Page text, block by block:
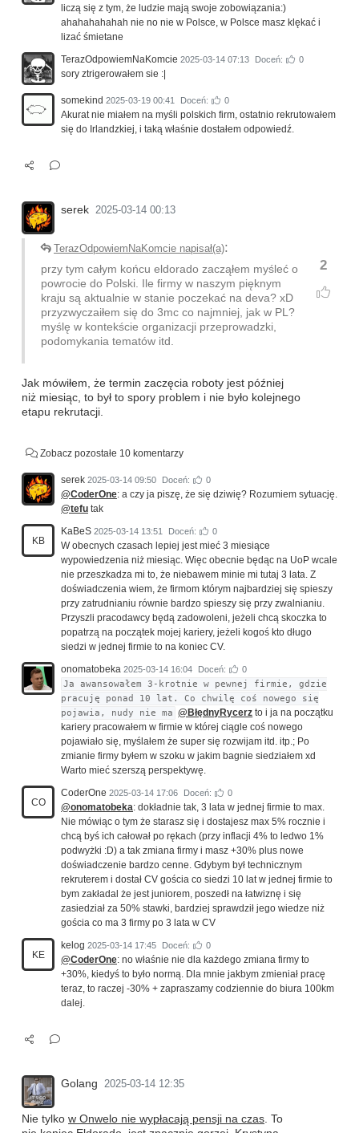
liczą się z tym, że ludzie mają swoje zobowiązania:)
ahahahahahah nie no nie w Polsce, w Polsce masz klękać i
lizać śmietane
TerazOdpowiemNaKomcie 2025-03-14 07:13 Doceń: 0
sory ztrigerowałem sie :|
somekind 2025-03-19 00:41 Doceń: 0
Akurat nie miałem na myśli polskich firm, ostatnio rekrutowałem
się do Irlandzkiej, i taką właśnie dostałem odpowiedź.
serek 2025-03-14 00:13
2
TerazOdpowiemNaKomcie napisał(a):
przy tym całym końcu eldorado zacząłem myśleć o
powrocie do Polski. Ile firmy w naszym pięknym
kraju są aktualnie w stanie poczekać na deva? xD
przyzwyczaiłem się do 3mc co najmniej, jak w PL?
myślę w kontekście organizacji przeprowadzki,
podomykania tematów itd.
Jak mówiłem, że termin zaczęcia roboty jest później
niż miesiąc, to był to spory problem i nie było kolejnego
etapu rekrutacji.
Zobacz pozostałe 10 komentarzy
serek 2025-03-14 09:50 Doceń: 0
@CoderOne: a czy ja piszę, że się dziwię? Rozumiem sytuację.
@tefu tak
KB
KaBeS 2025-03-14 13:51 Doceń: 0
W obecnych czasach lepiej jest mieć 3 miesiące
wypowiedzenia niż miesiąc. Więc obecnie będąc na UoP wcale
nie przeszkadza mi to, że niebawem minie mi tutaj 3 lata. Z
doświadczenia wiem, że firmom którym najbardziej się spieszy
przy zatrudnianiu równie bardzo spieszy się przy zwalnianiu.
Przyszli pracodawcy będą zadowoleni, jeżeli chcą skoczka to
popatrzą na początek mojej kariery, jeżeli kogoś kto długo
siedzi w jednej firmie to na koniec CV.
onomatobeka 2025-03-14 16:04 Doceń: 0
Ja awansowałem 3-krotnie w pewnej firmie, gdzie
pracuję ponad 10 lat. Co chwilę coś nowego się
pojawia, nudy nie ma @BłędnyRycerz to i ja na początku
kariery pracowałem w firmie w której ciągle coś nowego
pojawiało się, myślałem że super się rozwijam itd. itp.; Po
zmianie firmy byłem w szoku w jakim bagnie siedziałem xd
Warto mieć szerszą perspektywę.
CO
CoderOne 2025-03-14 17:06 Doceń: 0
@onomatobeka: dokładnie tak, 3 lata w jednej firmie to max.
Nie mówiąc o tym że starasz się i dostajesz max 5% rocznie i
chcą byś ich całował po rękach (przy inflacji 4% to ledwo 1%
podwyżki :D) a tak zmiana firmy i masz +30% plus nowe
doświadczenie bardzo cenne. Gdybym był technicznym
rekruterem i dostał CV gościa co siedzi 10 lat w jednej firmie to
bym zakładal że jest juniorem, poszedł na łatwiznę i się
zasiedział za 50% stawki, bardziej sprawdził jego wiedze niż
gościa co ma 3 firmy po 3 lata w CV
KE
kelog 2025-03-14 17:45 Doceń: 0
@CoderOne: no właśnie nie dla każdego zmiana firmy to
+30%, kiedyś to było normą. Dla mnie jakbym zmieniał pracę
teraz, to raczej -30% + zapraszamy codziennie do biura 100km
dalej.
Golang 2025-03-14 12:35
Nie tylko w Onwelo nie wypłacają pensji na czas . To